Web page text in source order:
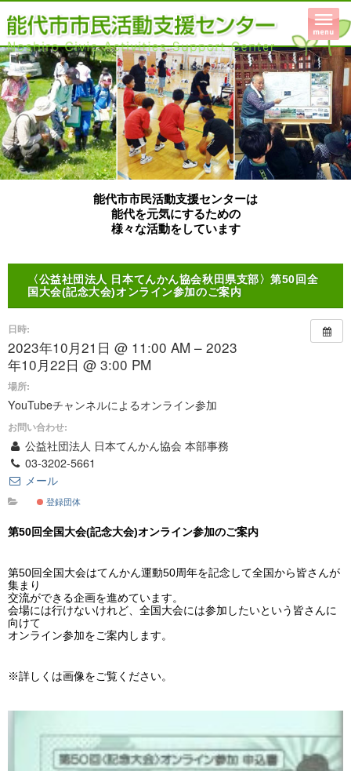
能代市市民活動支援センターは
能代を元気にするための
様々な活動をしています
〈公益社団法人 日本てんかん協会秋田県支部〉第50回全
国大会(記念大会)オンライン参加のご案内
日時:
2023年10月21日 @ 11:00 AM – 2023
年10月22日 @ 3:00 PM
場所:
YouTubeチャンネルによるオンライン参加
お問い合わせ:
公益社団法人 日本てんかん協会 本部事務
03-3202-5661
メール
登録団体
第50回全国大会(記念大会)オンライン参加のご案内
第50回全国大会はてんかん運動50周年を記念して全国から皆さんが
集まり
交流ができる企画を進めています。
会場には行けないけれど、全国大会には参加したいという皆さんに
向けて
オンライン参加をご案内します。
※詳しくは画像をご覧ください。